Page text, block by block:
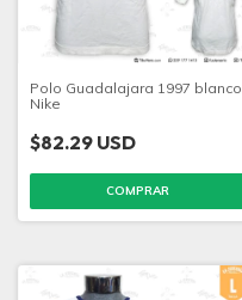
Polo Guadalajara 1997 blanco
Nike
$82.29 USD
COMPRAR